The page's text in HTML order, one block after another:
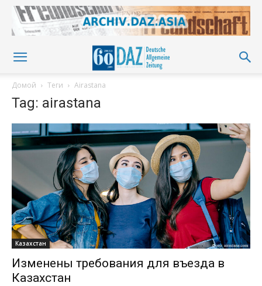
Домой Теги Airastana
Tag: airastana
Казахстан
Изменены требования для въезда в
Казахстан